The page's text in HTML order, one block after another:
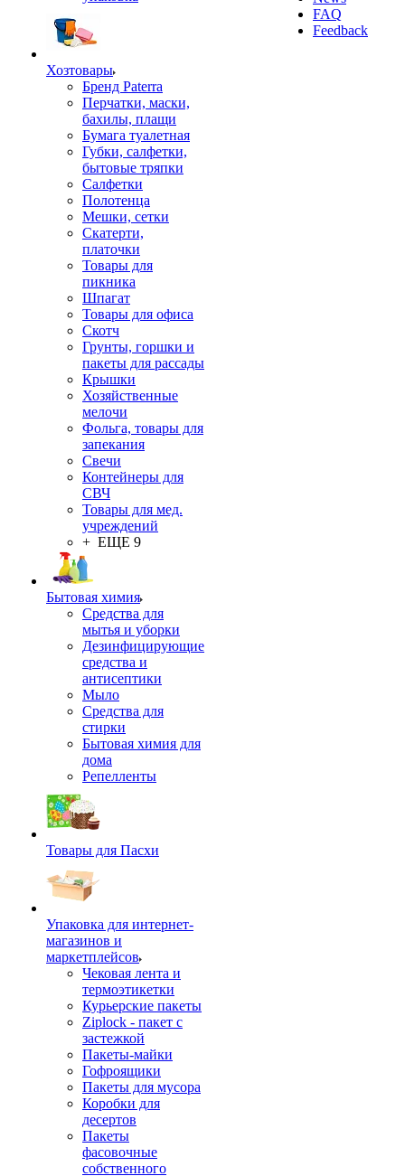
Хозтовары
Бренд Paterra
Перчатки, маски,
бахилы, плащи
Бумага туалетная
Губки, салфетки,
бытовые тряпки
Салфетки
Полотенца
Мешки, сетки
Скатерти,
платочки
Товары для
пикника
Шпагат
Товары для офиса
Скотч
Грунты, горшки и
пакеты для рассады
Крышки
Хозяйственные
мелочи
Фольга, товары для
запекания
Свечи
Контейнеры для
СВЧ
Товары для мед.
учреждений
+ ЕЩЕ 9
Бытовая химия
Средства для
мытья и уборки
Дезинфицирующие
средства и
антисептики
Мыло
Средства для
стирки
Бытовая химия для
дома
Репелленты
Товары для Пасхи
Упаковка для интернет-
магазинов и
маркетплейсов
Чековая лента и
термоэтикетки
Курьерские пакеты
Ziplock - пакет с
застежкой
Пакеты-майки
Гофроящики
Пакеты для мусора
Коробки для
десертов
Пакеты
фасовочные
собственного
FAQ
Feedback